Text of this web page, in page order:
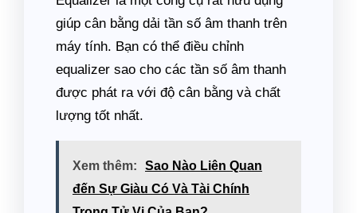
giúp cân bằng dải tần số âm thanh trên
máy tính. Bạn có thể điều chỉnh
equalizer sao cho các tần số âm thanh
được phát ra với độ cân bằng và chất
lượng tốt nhất.
Xem thêm:
Sao Nào Liên Quan
đến Sự Giàu Có Và Tài Chính